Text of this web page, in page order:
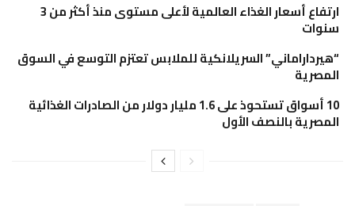
ارتفاع أسعار الغذاء العالمية لأعلى مستوى منذ أكثر من 3
سنوات
“هيرداراماني” السريلانكية للملابس تعتزم التوسع في السوق
المصرية
10 أسواق تستحوذ على 1.6 مليار دولار من الصادرات الغذائية
المصرية بالنصف الأول